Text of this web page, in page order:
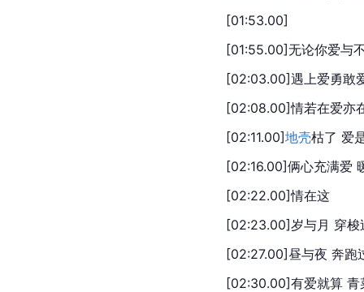
[01:53.00]
[01:55.00]无论你爱与
[02:03.00]遇上爱勇敢
[02:08.00]情若在爱亦
[02:11.00]地壳枯了 爱
[02:16.00]俩心充满爱
[02:22.00]情在这
[02:23.00]岁与月 穿梭
[02:27.00]昼与夜 奔跑
[02:30.00]有爱就算 青